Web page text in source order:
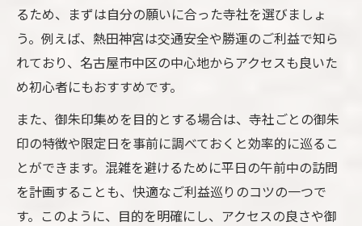
るため、まずは自分の願いに合った寺社を選びましょ
う。例えば、熱田神宮は交通安全や勝運のご利益で知ら
れており、名古屋市中区の中心地からアクセスも良いた
め初心者にもおすすめです。
また、御朱印集めを目的とする場合は、寺社ごとの御朱
印の特徴や限定日を事前に調べておくと効率的に巡るこ
とができます。混雑を避けるために平日の午前中の訪問
を計画することも、快適なご利益巡りのコツの一つで
す。このように、目的を明確にし、アクセスの良さや御